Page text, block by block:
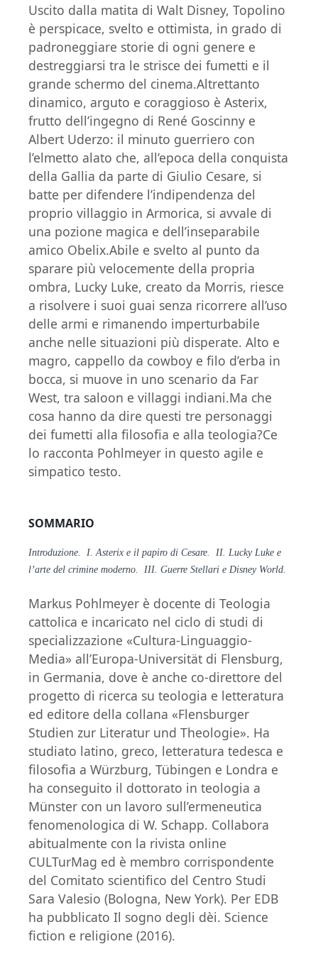
Uscito dalla matita di Walt Disney, Topolino
è perspicace, svelto e ottimista, in grado di
padroneggiare storie di ogni genere e
destreggiarsi tra le strisce dei fumetti e il
grande schermo del cinema.Altrettanto
dinamico, arguto e coraggioso è Asterix,
frutto dell’ingegno di René Goscinny e
Albert Uderzo: il minuto guerriero con
l’elmetto alato che, all’epoca della conquista
della Gallia da parte di Giulio Cesare, si
batte per difendere l’indipendenza del
proprio villaggio in Armorica, si avvale di
una pozione magica e dell’inseparabile
amico Obelix.Abile e svelto al punto da
sparare più velocemente della propria
ombra, Lucky Luke, creato da Morris, riesce
a risolvere i suoi guai senza ricorrere all’uso
delle armi e rimanendo imperturbabile
anche nelle situazioni più disperate. Alto e
magro, cappello da cowboy e filo d’erba in
bocca, si muove in uno scenario da Far
West, tra saloon e villaggi indiani.Ma che
cosa hanno da dire questi tre personaggi
dei fumetti alla filosofia e alla teologia?Ce
lo racconta Pohlmeyer in questo agile e
simpatico testo.
SOMMARIO
Introduzione. I. Asterix e il papiro di Cesare. II. Lucky Luke e
l’arte del crimine moderno. III. Guerre Stellari e Disney World.
Markus Pohlmeyer è docente di Teologia
cattolica e incaricato nel ciclo di studi di
specializzazione «Cultura-Linguaggio-
Media» all’Europa-Universität di Flensburg,
in Germania, dove è anche co-direttore del
progetto di ricerca su teologia e letteratura
ed editore della collana «Flensburger
Studien zur Literatur und Theologie». Ha
studiato latino, greco, letteratura tedesca e
filosofia a Würzburg, Tübingen e Londra e
ha conseguito il dottorato in teologia a
Münster con un lavoro sull’ermeneutica
fenomenologica di W. Schapp. Collabora
abitualmente con la rivista online
CULTurMag ed è membro corrispondente
del Comitato scientifico del Centro Studi
Sara Valesio (Bologna, New York). Per EDB
ha pubblicato Il sogno degli dèi. Science
fiction e religione (2016).